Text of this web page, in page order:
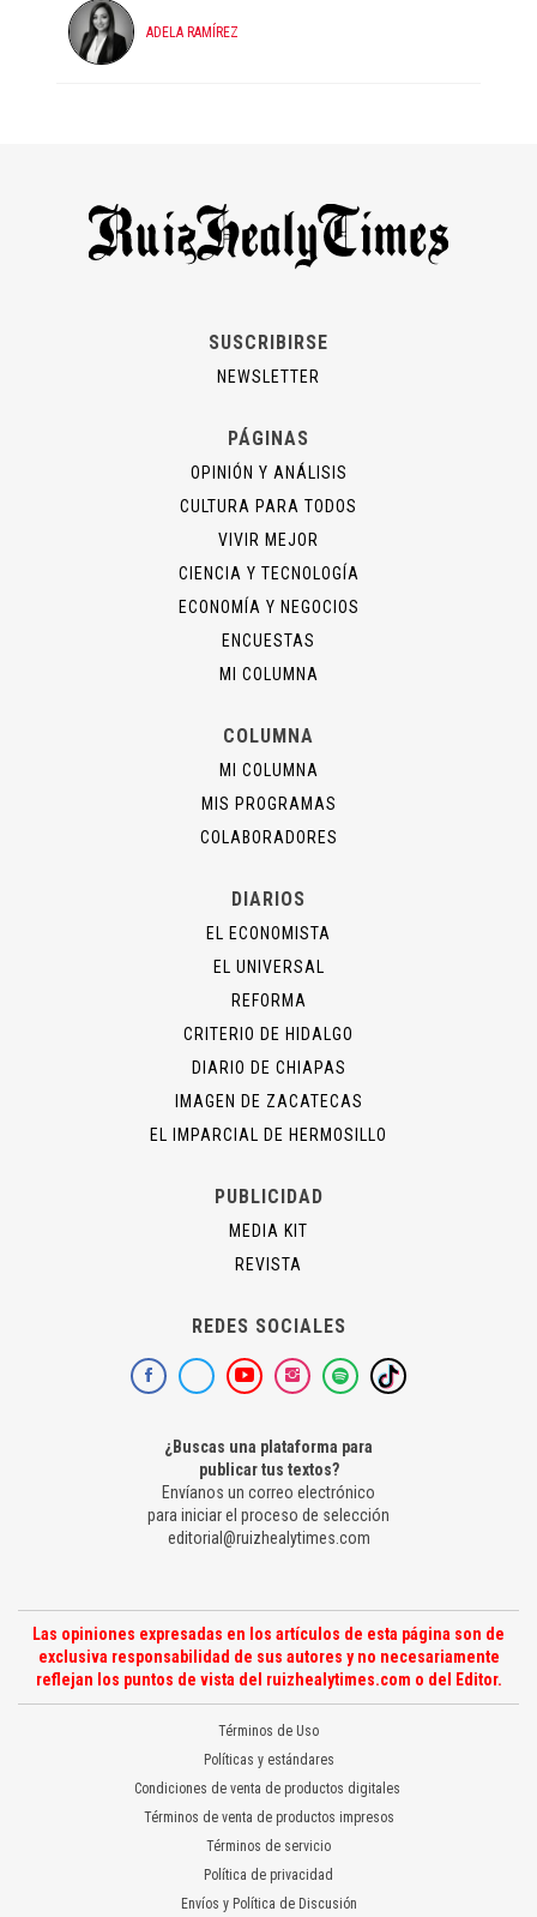
ADELA RAMÍREZ
SUSCRIBIRSE
NEWSLETTER
PÁGINAS
OPINIÓN Y ANÁLISIS
CULTURA PARA TODOS
VIVIR MEJOR
CIENCIA Y TECNOLOGÍA
ECONOMÍA Y NEGOCIOS
ENCUESTAS
MI COLUMNA
COLUMNA
MI COLUMNA
MIS PROGRAMAS
COLABORADORES
DIARIOS
EL ECONOMISTA
EL UNIVERSAL
REFORMA
CRITERIO DE HIDALGO
DIARIO DE CHIAPAS
IMAGEN DE ZACATECAS
EL IMPARCIAL DE HERMOSILLO
PUBLICIDAD
MEDIA KIT
REVISTA
REDES SOCIALES
¿Buscas una plataforma para
publicar tus textos?
Envíanos un correo electrónico
para iniciar el proceso de selección
editorial@ruizhealytimes.com
Las opiniones expresadas en los artículos de esta página son de
exclusiva responsabilidad de sus autores y no necesariamente
reflejan los puntos de vista del ruizhealytimes.com o del Editor.
Términos de Uso
Políticas y estándares
Condiciones de venta de productos digitales
Términos de venta de productos impresos
Términos de servicio
Política de privacidad
Envíos y Política de Discusión